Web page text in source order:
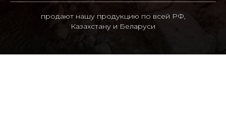
продают нашу продукцию по всей РФ,
Казахстану и Беларуси